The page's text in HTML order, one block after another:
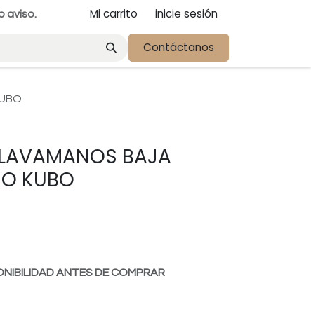
aviso. Mi carrito inicie sesión
Contáctanos
BAJA
KUBO
ANTES DE COMPRAR